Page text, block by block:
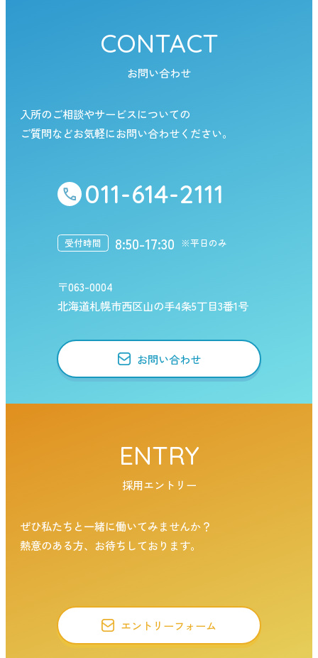
CONTACT
お問い合わせ
入所のご相談やサービスについての
ご質問などお気軽にお問い合わせください。
011-614-2111
受付時間 8:50-17:30 ※平日のみ
〒063-0004
北海道札幌市西区山の手4条5丁目3番1号
お問い合わせ
ENTRY
採用エントリー
ぜひ私たちと一緒に働いてみませんか？
熱意のある方、お待ちしております。
エントリーフォーム